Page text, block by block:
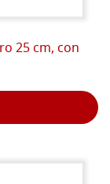
25 cm, con